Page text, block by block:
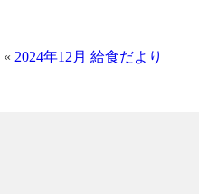
« 2024年12月 給食だより